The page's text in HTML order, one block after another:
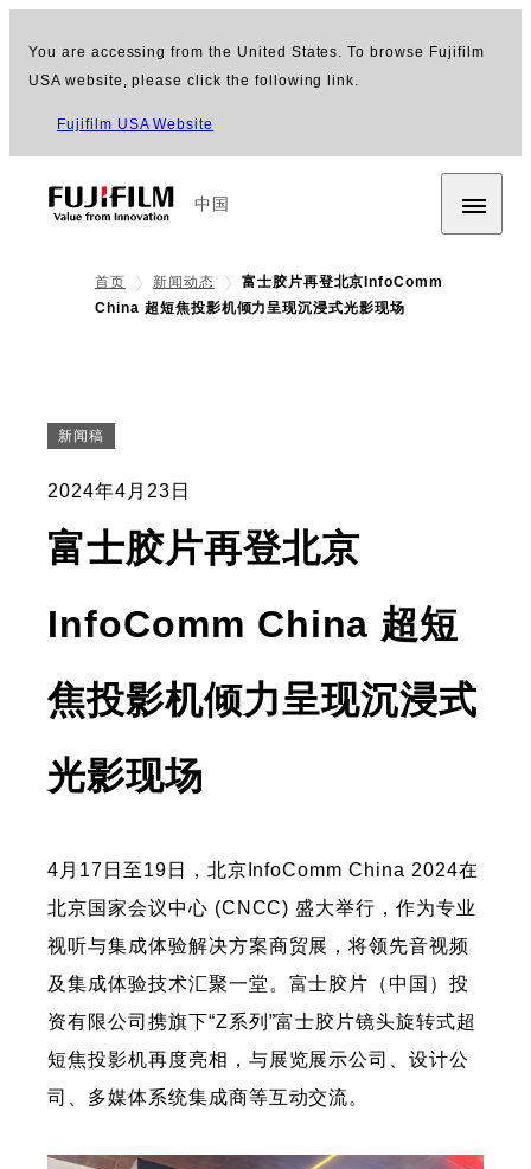
You are accessing from the United States. To browse Fujifilm
USA website, please click the following link.
Fujifilm USA Website
中国
首页 新闻动态
富士胶片再登北京InfoComm
China 超短焦投影机倾力呈现沉浸式光影现场
新闻稿
2024年4月23日
富士胶片再登北京
InfoComm China 超短
焦投影机倾力呈现沉浸式
光影现场
4月17日至19日，北京InfoComm China 2024在
北京国家会议中心 (CNCC) 盛大举行，作为专业
视听与集成体验解决方案商贸展，将领先音视频
及集成体验技术汇聚一堂。富士胶片（中国）投
资有限公司携旗下“Z系列”富士胶片镜头旋转式超
短焦投影机再度亮相，与展览展示公司、设计公
司、多媒体系统集成商等互动交流。